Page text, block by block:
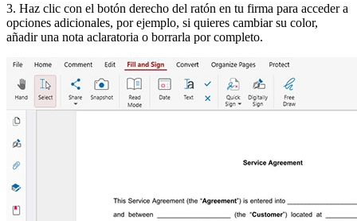
3. Haz clic con el botón derecho del ratón en tu firma para acceder a
opciones adicionales, por ejemplo, si quieres cambiar su color,
añadir una nota aclaratoria o borrarla por completo.